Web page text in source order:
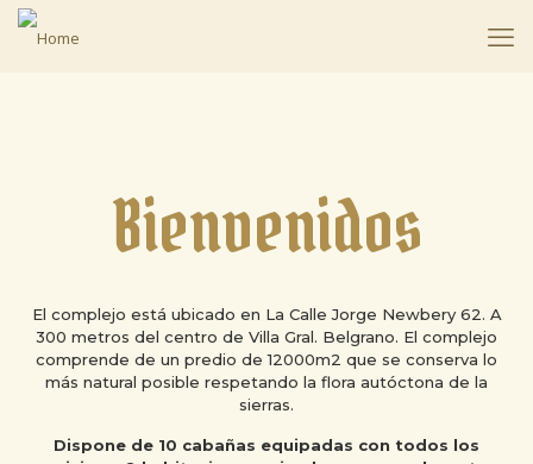
Bienvenidos
El complejo está ubicado en La Calle Jorge Newbery 62. A
300 metros del centro de Villa Gral. Belgrano. El complejo
comprende de un predio de 12000m2 que se conserva lo
más natural posible respetando la flora autóctona de la
sierras.
Dispone de 10 cabañas equipadas con todos los